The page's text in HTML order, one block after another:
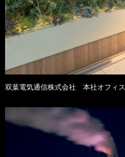
双葉電気通信株式会社 本社オフィス